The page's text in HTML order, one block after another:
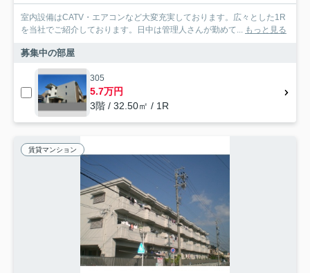
室内設備はCATV・エアコンなど大変充実しております。広々とした1R
を当社でご紹介しております。日中は管理人さんが勤めて... もっと見る
募集中の部屋
305
5.7万円
3階 / 32.50㎡ / 1R
賃貸マンション